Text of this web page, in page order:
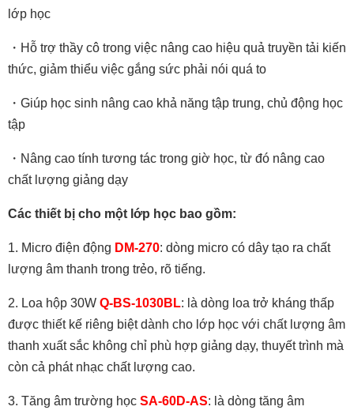
lớp học
・Hỗ trợ thầy cô trong việc nâng cao hiệu quả truyền tải kiến
thức, giảm thiểu việc gắng sức phải nói quá to
・Giúp học sinh nâng cao khả năng tập trung, chủ động học
tập
・Nâng cao tính tương tác trong giờ học, từ đó nâng cao
chất lượng giảng dạy
Các thiết bị cho một lớp học bao gồm:
1. Micro điện động DM-270: dòng micro có dây tạo ra chất
lượng âm thanh trong trẻo, rõ tiếng.
2. Loa hộp 30W Q-BS-1030BL: là dòng loa trở kháng thấp
được thiết kế riêng biệt dành cho lớp học với chất lượng âm
thanh xuất sắc không chỉ phù hợp giảng dạy, thuyết trình mà
còn cả phát nhạc chất lượng cao.
3. Tăng âm trường học SA-60D-AS: là dòng tăng âm